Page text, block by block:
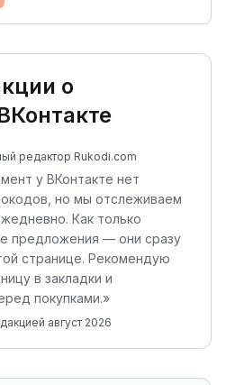
о
редактор Rukodi.com
у ВКонтакте нет
но мы отслеживаем
Как только
предложения — они сразу
странице. Рекомендую
в закладки и
покупками.»
август 2026